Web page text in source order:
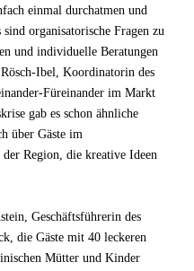
einmal durchatmen und
sind organisatorische Fragen zu
und individuelle Beratungen
Ibel, Koordinatorin des
Füreinander im Markt
gab es schon ähnliche
über Gäste im
der Region, die kreative Ideen
Geschäftsführerin des
die Gäste mit 40 leckeren
Mütter und Kinder